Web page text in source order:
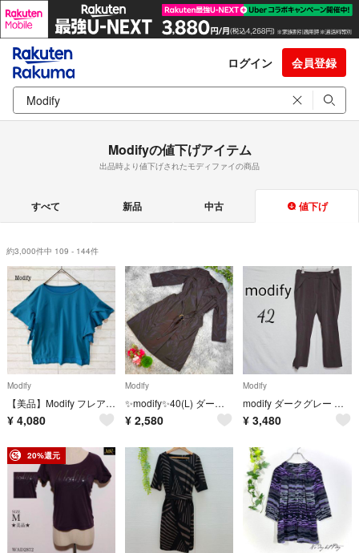
ログイン 会員登録
Modifyの値下げアイテム
出品時より値下げされたモディファイの商品
すべて 新品 中古 値下げ
約3,000件中 109 - 144件
Modify
【美品】Modify フレアブラウス カットソー (40) ピーコックブルー
¥ 4,080
Modify
✨modify✨40(L) ダークブラウン トレンチコート ベルト付き
¥ 2,580
Modify
modify ダークグレー スリムフィットパンツ 42
¥ 3,480
20%還元